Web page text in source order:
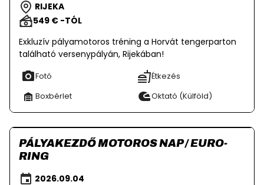
RIJEKA
549 € -TÓL
Exkluzív pályamotoros tréning a Horvát tengerparton
található versenypályán, Rijekában!
Fotó
Étkezés
Boxbérlet
Oktató (Külföld)
PÁLYAKEZDŐ MOTOROS NAP / EURO-
RING
2026.09.04